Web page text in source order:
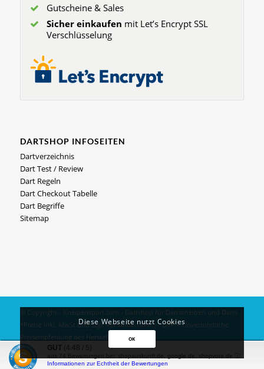
Gutscheine & Sales
Sicher einkaufen mit Let’s Encrypt SSL
Verschlüsselung
DARTSHOP INFOSEITEN
Dartverzeichnis
Dart Test / Review
Dart Regeln
Dart Checkout Tabelle
Dart Begriffe
Sitemap
© Copyright - Kneipensport.com - Dartshop für Dartscheiben und Darts
*Preise inkl. MwSt und zzgl.Versandkosten| *UVP = Unverbindliche
Preisempfehlung des Herstellers
Impressum| Datenschutz
Diese Webseite nutzt Cookies
OK
GUT (4.48 / 5)
aus 74 Bewertungen bei: shopauskunft.de, google.de, shopvote.de ⓘ
Informationen zur Echtheit der Bewertungen